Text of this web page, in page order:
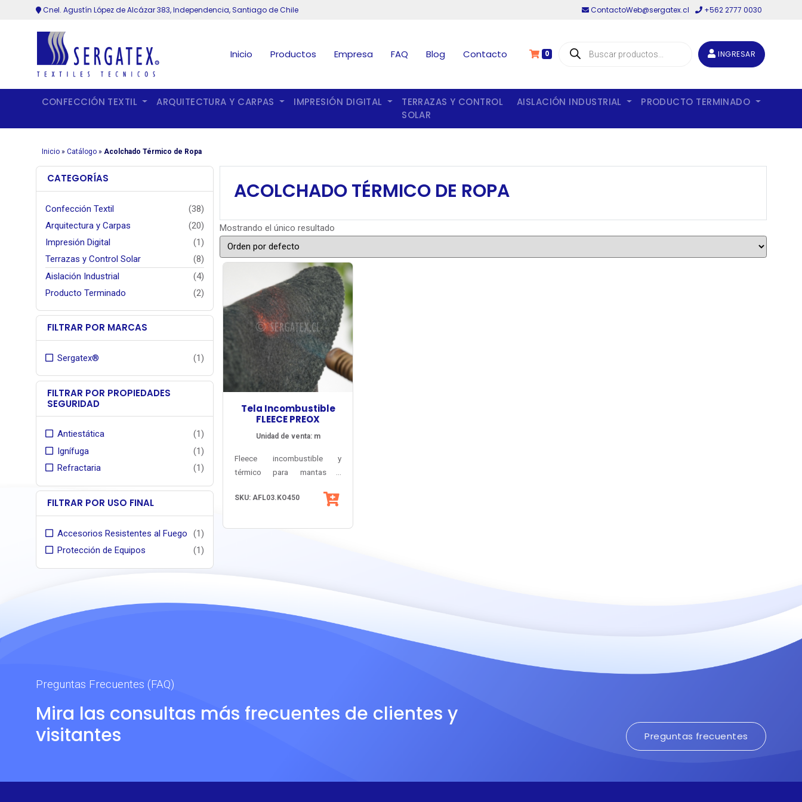
Cnel. Agustín López de Alcázar 383, Independencia, Santiago de Chile ContactoWeb@sergatex.cl +562 2777 0030
Inicio Productos Empresa FAQ Blog Contacto 0
Búsqueda
de INGRESAR
CONFECCIÓN TEXTIL ARQUITECTURA Y CARPAS IMPRESIÓN DIGITAL
TERRAZAS Y CONTROL
SOLAR
AISLACIÓN INDUSTRIAL PRODUCTO TERMINADO
Inicio» Catálogo» Acolchado Térmico de Ropa
CATEGORÍAS
Confección Textil
(38)
Arquitectura y Carpas
(20)
Impresión Digital
(1)
Terrazas y Control Solar
(8)
Aislación Industrial
(4)
Producto Terminado
(2)
FILTRAR POR MARCAS
Sergatex® (1)
FILTRAR POR PROPIEDADES
SEGURIDAD
Antiestática
(1)
Ignífuga
(1)
Refractaria
(1)
FILTRAR POR USO FINAL
Accesorios Resistentes al Fuego
(1)
Protección de Equipos
(1)
ACOLCHADO TÉRMICO DE ROPA
Mostrando el único resultado
Tela Incombustible
FLEECE PREOX
Unidad de venta: m
Fleece incombustible y
térmico para mantas y
antiflama y altas
vestuario.
SKU: AFL03.KO450
Preguntas Frecuentes (FAQ)
Mira las consultas más frecuentes de clientes y
visitantes
Preguntas frecuentes